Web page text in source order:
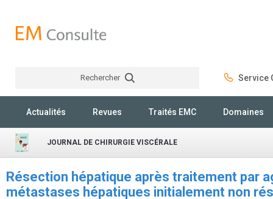
Rechercher Service
Actualités Revues Traités EMC Domaines
JOURNAL DE CHIRURGIE VISCÉRALE
Résection hépatique après traitement par
métastases hépatiques initialement non